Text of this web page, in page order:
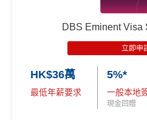
DBS信用卡優惠，啲
有得換Asia Miles/Avios/
到$6=1里
日常PayMe 支付寶HK轉賬/
1！！！無成本賺里數！
DBS Eminent Visa
立即申
HK$36萬
最低年薪要求
5%*
一般本地
現金回贈